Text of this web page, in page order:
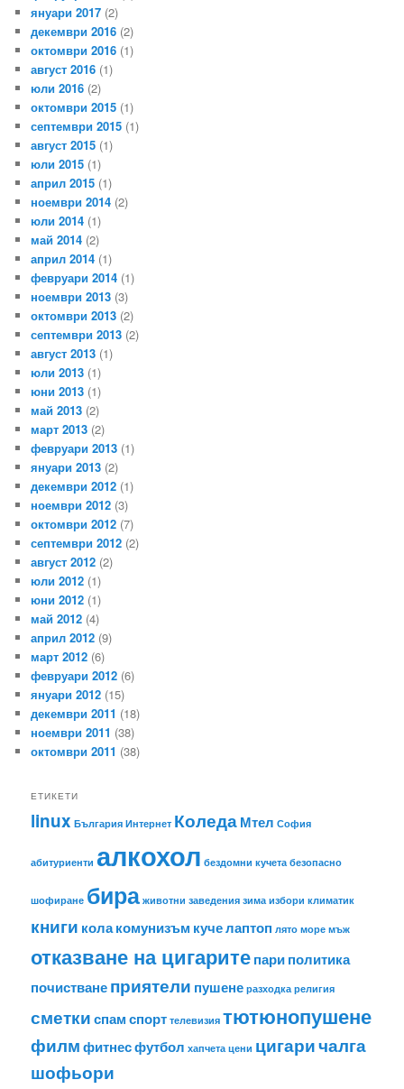
януари 2017 (2)
декември 2016 (2)
октомври 2016 (1)
август 2016 (1)
юли 2016 (2)
октомври 2015 (1)
септември 2015 (1)
август 2015 (1)
юли 2015 (1)
април 2015 (1)
ноември 2014 (2)
юли 2014 (1)
май 2014 (2)
април 2014 (1)
февруари 2014 (1)
ноември 2013 (3)
октомври 2013 (2)
септември 2013 (2)
август 2013 (1)
юли 2013 (1)
юни 2013 (1)
май 2013 (2)
март 2013 (2)
февруари 2013 (1)
януари 2013 (2)
декември 2012 (1)
ноември 2012 (3)
октомври 2012 (7)
септември 2012 (2)
август 2012 (2)
юли 2012 (1)
юни 2012 (1)
май 2012 (4)
април 2012 (9)
март 2012 (6)
февруари 2012 (6)
януари 2012 (15)
декември 2011 (18)
ноември 2011 (38)
октомври 2011 (38)
ЕТИКЕТИ
linux България Интернет КоледаМтел София
абитуриенти алкохол бездомни кучета безопасно
шофиране бира животни заведения зима избори климатик
книги колакомунизъм кучелаптоп лято море мъж
отказване на цигаритепариполитика
почистванеприятели пушене разходка религия
сметкиспамспорт телевизия тютюнопушене
филмфитнесфутбол хапчета цени цигаричалга
шофьори